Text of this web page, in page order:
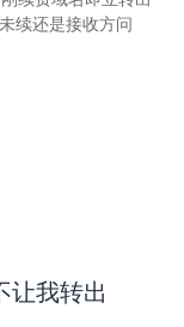
续还是接收方问
让我转出